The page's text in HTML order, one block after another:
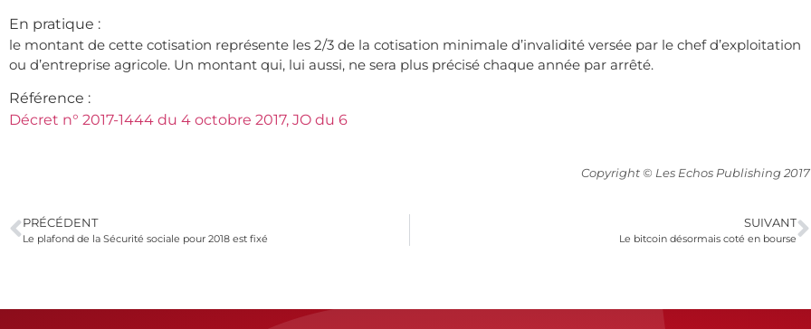
En pratique :
le montant de cette cotisation représente les 2/3 de la cotisation minimale d’invalidité versée par le chef d’exploitation
ou d’entreprise agricole. Un montant qui, lui aussi, ne sera plus précisé chaque année par arrêté.
Référence :
Décret n° 2017-1444 du 4 octobre 2017, JO du 6
Copyright © Les Echos Publishing 2017
PRÉCÉDENT
Le plafond de la Sécurité sociale pour 2018 est fixé
SUIVANT
Le bitcoin désormais coté en bourse